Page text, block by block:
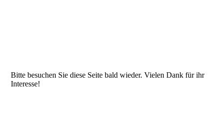
Bitte besuchen Sie diese Seite bald wieder. Vielen Dank für ihr
Interesse!